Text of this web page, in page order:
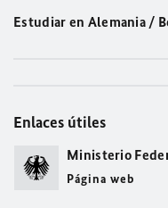
Estudiar en Alemania /
Enlaces útiles
Ministerio
Página web